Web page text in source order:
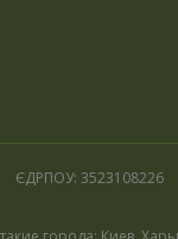
ЄДРПОУ: 3523108226